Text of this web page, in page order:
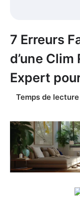
7 Erreurs
d’une
Expert